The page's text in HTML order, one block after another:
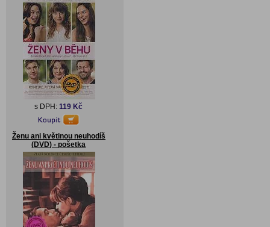
s DPH:119 Kč
Ženu ani květinou neuhodíš
(DVD) - pošetka